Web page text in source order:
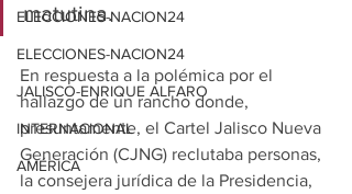
ELECCIONES-NACION24
ELECCIONES-NACION24
JALISCO-ENRIQUE ALFARO
INTERNACIONAL
AMÉRICA
matutina.
En respuesta a la polémica por el
hallazgo de un rancho donde,
presuntamente, el Cartel Jalisco Nueva
Generación (CJNG) reclutaba personas,
la consejera jurídica de la Presidencia,